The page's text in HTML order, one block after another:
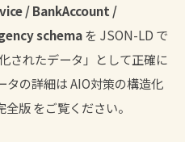
/ BankAccount /
schemaを JSON-LD で
されたデータ」として正確に
タの詳細はAIO対策の構造化
全版をご覧ください。